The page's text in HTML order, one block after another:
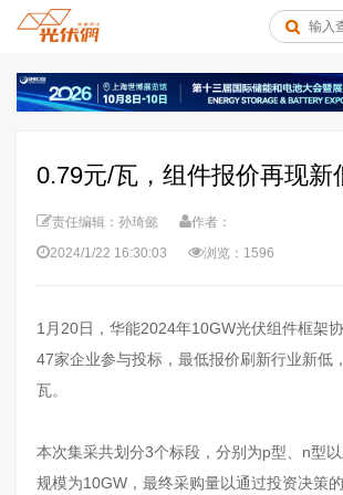
0.79元/瓦，组件报价再现新
责任编辑：孙琦懿
作者：
2024/1/22 16:30:03
浏览：1596
1月20日，华能2024年10GW光伏组件框架
47家企业参与投标，最低报价刷新行业新低
瓦。
本次集采共划分3个标段，分别为p型、n型以
规模为10GW，最终采购量以通过投资决策